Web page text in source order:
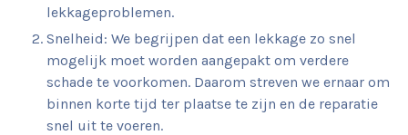
lekkageproblemen.
Snelheid: We begrijpen dat een lekkage zo snel
mogelijk moet worden aangepakt om verdere
schade te voorkomen. Daarom streven we ernaar om
binnen korte tijd ter plaatse te zijn en de reparatie
snel uit te voeren.